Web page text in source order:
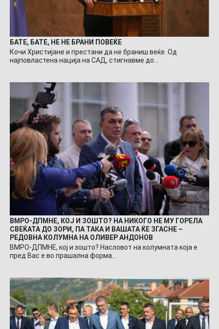
БАТЕ, БАТЕ, НЕ НЕ БРАНИ ПОВЕЌЕ
Кочи Христијане и престани да не браниш веќе. Од
најповластена нација на САД, стигнавме до…
ВМРО-ДПМНЕ, КОЈ И ЗОШТО? НА НИКОГО НЕ МУ ГОРЕЛА
СВЕЌАТА ДО ЗОРИ, ПА ТАКА И ВАШАТА ЌЕ ЗГАСНЕ –
РЕДОВНА КОЛУМНА НА ОЛИВЕР АНДОНОВ
ВМРО-ДПМНЕ, кој и зошто? Насловот на колумната која е
пред Вас е во прашална форма…